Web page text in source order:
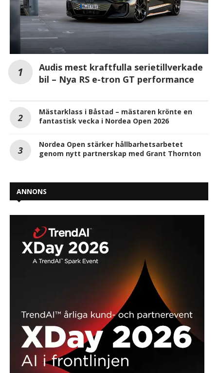
Audis mest kraftfulla serietillverkade
bil – Nya RS e-tron GT performance
Mästarklass i Båstad – mästaren krönte en
fantastisk vecka i Nordea Open 2026
Nordea Open stärker hållbarhetsarbetet
genom nytt partnerskap med Grant Thornton
ANNONS